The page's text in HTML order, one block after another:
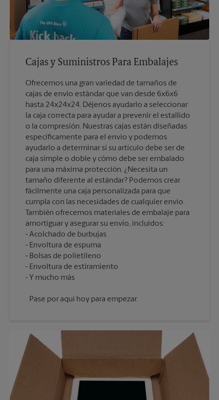
Cajas y Suministros Para Embalajes
Ofrecemos una gran variedad de tamaños de
cajas de envío estándar que van desde 6x6x6
hasta 24x24x24. Déjenos ayudarlo a seleccionar
la caja correcta para ayudar a prevenir el estallido
o la compresión. Nuestras cajas están diseñadas
específicamente para el envío y podemos
ayudarlo a determinar si su artículo debe ser de
caja simple o doble y cómo debe ser embalado
para una máxima protección. ¿Necesita un
tamaño diferente al estándar? Podemos crear
fácilmente una caja personalizada para que
cumpla con las necesidades de cualquier envío.
También ofrecemos materiales de embalaje para
amortiguar y asegurar su envío, incluidos:
Acolchado de burbujas
Envoltura de espuma
Bolsas de polietileno
Envoltura de estiramiento
Pase por aquí hoy para empezar.